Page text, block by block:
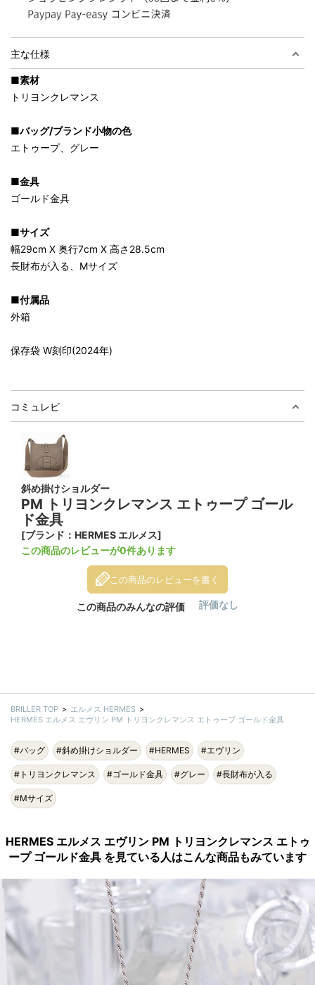
主な仕様
■素材
トリヨンクレマンス
■バッグ/ブランド小物の色
エトゥープ、グレー
■金具
ゴールド金具
■サイズ
幅29cm X 奥行7cm X 高さ28.5cm
長財布が入る、Mサイズ
■付属品
外箱
保存袋 W刻印(2024年)
コミュレビ
斜め掛けショルダー
PM トリヨンクレマンス エトゥープ ゴール
ド金具
[ブランド：HERMES エルメス]
この商品のレビューが0件あります
この商品のレビューを書く
この商品のみんなの評価 評価なし
BRILLER TOP
エルメス HERMES
HERMES エルメス エヴリン PM トリヨンクレマンス エトゥープ ゴールド金具
#バッグ #斜め掛けショルダー #HERMES #エヴリン
#トリヨンクレマンス #ゴールド金具 #グレー #長財布が入る
#Mサイズ
HERMES エルメス エヴリン PM トリヨンクレマンス エトゥ
ープ ゴールド金具 を見ている人はこんな商品もみています